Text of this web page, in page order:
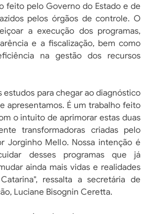
feito pelo Governo do Estado e de
pelos órgãos de controle. O
a execução dos programas,
e a fiscalização, bem como
na gestão dos recursos
estudos para chegar ao diagnóstico
apresentamos. É um trabalho feito
o intuito de aprimorar estas duas
transformadoras criadas pelo
Jorginho Mello. Nossa intenção é
desses programas que já
ainda mais vidas e realidades
ressalta a secretária de
Luciane Bisognin Ceretta.